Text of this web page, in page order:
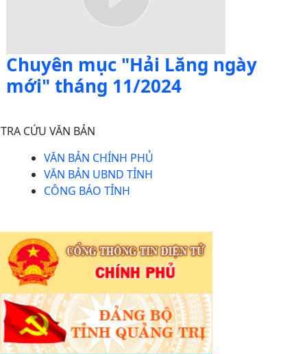
Chuyên mục "Hải Lăng ngày
mới" tháng 11/2024
TRA CỨU VĂN BẢN
VĂN BẢN CHÍNH PHỦ
VĂN BẢN UBND TỈNH
CÔNG BÁO TỈNH